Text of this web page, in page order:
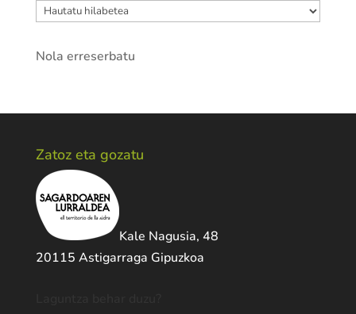
Artxiboak
Nola erreserbatu
Zatoz eta gozatu
Kale Nagusia, 48
20115 Astigarraga Gipuzkoa